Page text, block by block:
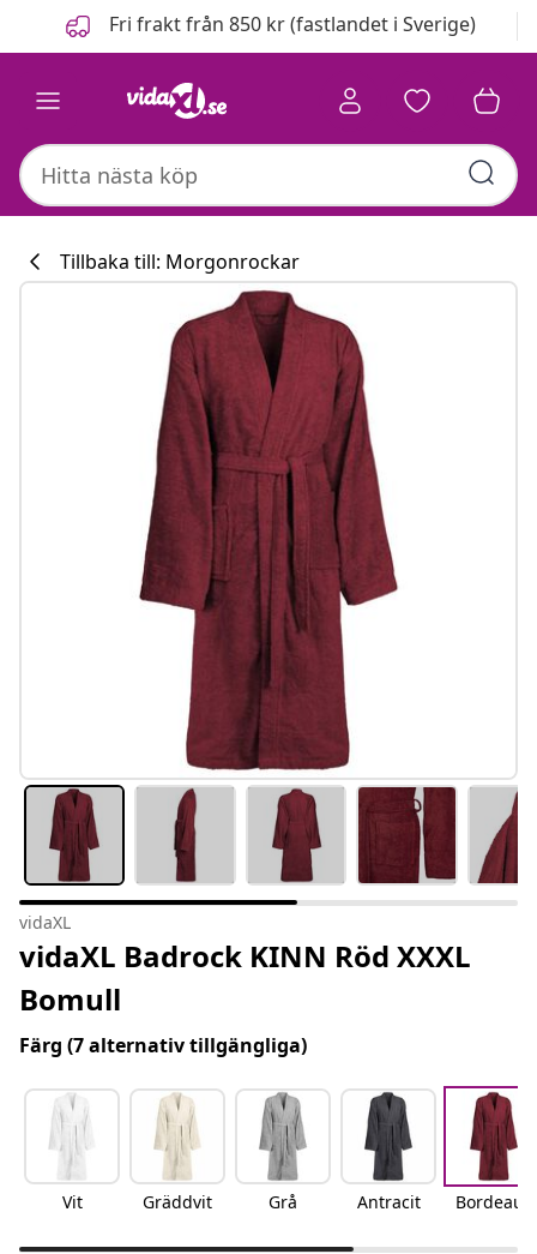
FöregåendeFri frakt från 850 kr (fastlandet i Sverige)
Tillbaka till: Morgonrockar
vidaXL
vidaXL Badrock KINN Röd XXXL
Bomull
Färg (7 alternativ tillgängliga)
Vit Gräddvit Grå Antracit Bordeaux